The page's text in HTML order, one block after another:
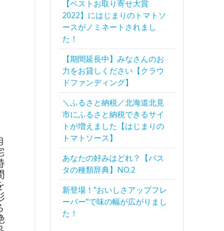
【ベストお取り寄せ大賞
2022】にはじまりのトマトソ
ースがノミネートされまし
た！
【期間延長中】みなさんのお
力をお貸しください【クラウ
ドファンディング】
＼ふるさと納税／北海道北見
市にふるさと納税できるサイ
トが増えました【はじまりの
トマトソース】
あなたの好みはどれ？【パス
タの種類辞典】NO.2
新登場！”おいしさアップフレ
ーバー”で味の幅が広がりまし
た！